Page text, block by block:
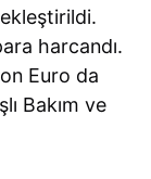
harcandı.
Euro da
Bakım ve